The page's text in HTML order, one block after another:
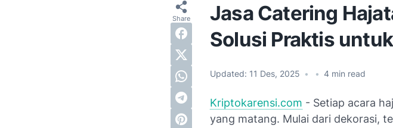
Jasa Catering
Solusi Praktis
Updated: 11 Des, 2025 • • 4 min read
Kriptokarensi.com - Setiap acara
yang matang. Mulai dari dekorasi,